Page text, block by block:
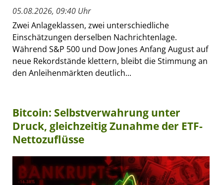
05.08.2026, 09:40 Uhr
Zwei Anlageklassen, zwei unterschiedliche
Einschätzungen derselben Nachrichtenlage.
Während S&P 500 und Dow Jones Anfang August auf
neue Rekordstände klettern, bleibt die Stimmung an
den Anleihenmärkten deutlich...
Bitcoin: Selbstverwahrung unter
Druck, gleichzeitig Zunahme der ETF-
Nettozuflüsse